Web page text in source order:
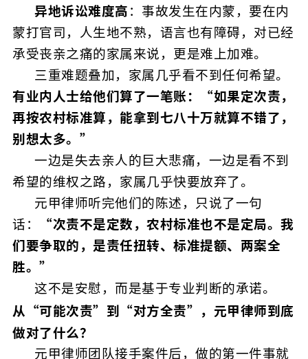
异地诉讼难度高：事故发生在内蒙，要在内
蒙打官司，人生地不熟，语言也有障碍，对已经
承受丧亲之痛的家属来说，更是难上加难。
三重难题叠加，家属几乎看不到任何希望。
有业内人士给他们算了一笔账：“如果定次责，
再按农村标准算，能拿到七八十万就算不错了，
别想太多。”
一边是失去亲人的巨大悲痛，一边是看不到
希望的维权之路，家属几乎快要放弃了。
元甲律师听完他们的陈述，只说了一句
话：
“次责不是定数，农村标准也不是定局。我
们要争取的，是责任扭转、标准提额、两案全
胜。”
这不是安慰，而是基于专业判断的承诺。
从“可能次责”到“对方全责”，元甲律师到底
做对了什么？
元甲律师团队接手案件后，做的第一件事就